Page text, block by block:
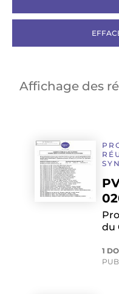
Affichage des
du
1